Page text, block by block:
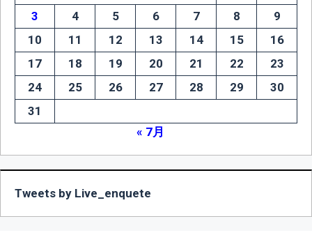
3
4 5 6 7 8
9
10
11 12 13 14 15
16
17
18 19 20 21 22
23
24
25 26 27 28 29
30
31
« 7月
Tweets by Live_enquete